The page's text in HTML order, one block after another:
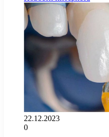
22.12.2023
0